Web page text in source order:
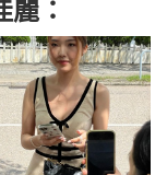
：